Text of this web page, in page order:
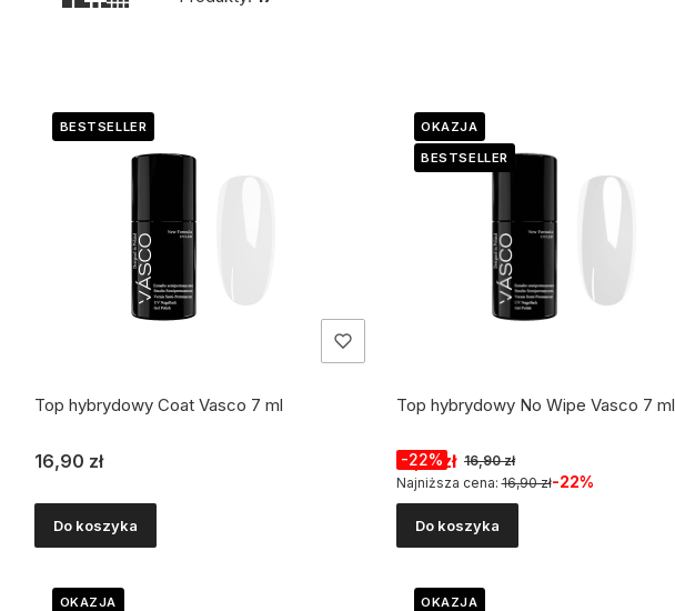
Lista produktów
BESTSELLER
Top hybrydowy Coat Vasco 7 ml
Cena
16,90 zł
Do koszyka
OKAZJA
BESTSELLER
Top hybrydowy No Wipe Vasco 7 ml
Cena promocyjna
13,18 zł 16,90 zł
-22%
Najniższa cena: 16,90 zł-22%
Do koszyka
OKAZJA OKAZJA